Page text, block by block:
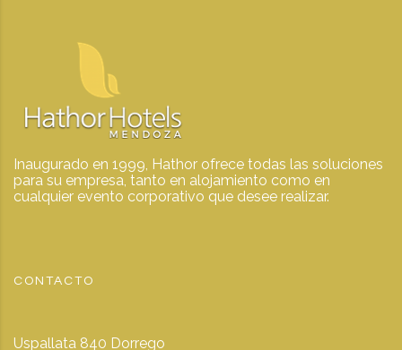
Inaugurado en 1999, Hathor ofrece todas las soluciones
para su empresa, tanto en alojamiento como en
cualquier evento corporativo que desee realizar.
CONTACTO
Uspallata 840 Dorrego